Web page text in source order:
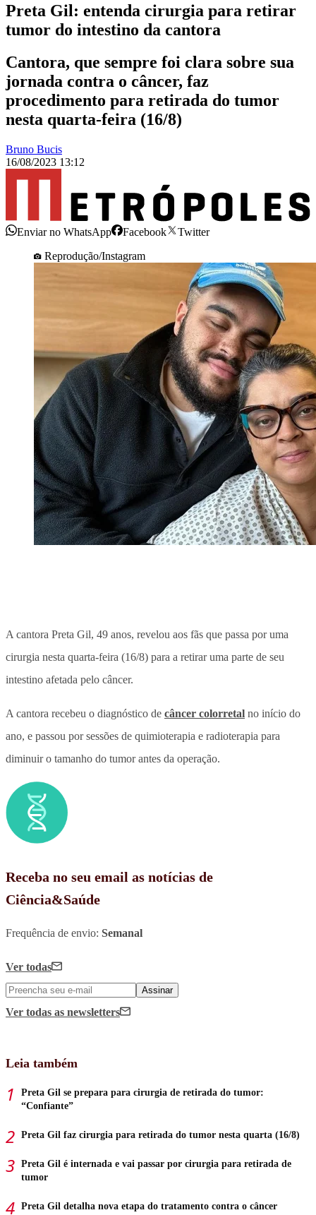
Preta Gil: entenda cirurgia para retirar
tumor do intestino da cantora
Cantora, que sempre foi clara sobre sua
jornada contra o câncer, faz
procedimento para retirada do tumor
nesta quarta-feira (16/8)
Bruno Bucis
16/08/2023 13:12
Enviar no WhatsApp Facebook
Twitter
Reprodução/Instagram
A cantora Preta Gil, 49 anos, revelou aos fãs que passa por uma
cirurgia nesta quarta-feira (16/8) para a retirar uma parte de seu
intestino afetada pelo câncer.
A cantora recebeu o diagnóstico de câncer colorretal no início do
ano, e passou por sessões de quimioterapia e radioterapia para
diminuir o tamanho do tumor antes da operação.
Receba no seu email as notícias de
Ciência&Saúde
Frequência de envio: Semanal
Ver todas
Assinar
Ver todas as newsletters
Leia também
Preta Gil se prepara para cirurgia de retirada do tumor:
“Confiante”
Preta Gil faz cirurgia para retirada do tumor nesta quarta (16/8)
Preta Gil é internada e vai passar por cirurgia para retirada de
tumor
Preta Gil detalha nova etapa do tratamento contra o câncer